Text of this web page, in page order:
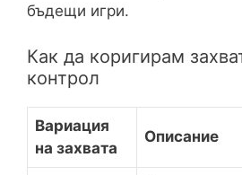
бъдещи игри.
Как да коригирам
контрол
Вариация
на захвата
Описание